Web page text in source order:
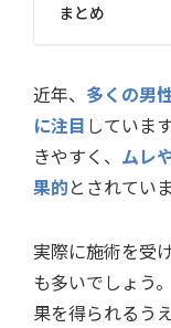
まとめ
近年、 多くの男
に注目 していま
きやすく、 ムレ
果的とされていま
実際に施術を受
も多いでしょう
果を得られるう